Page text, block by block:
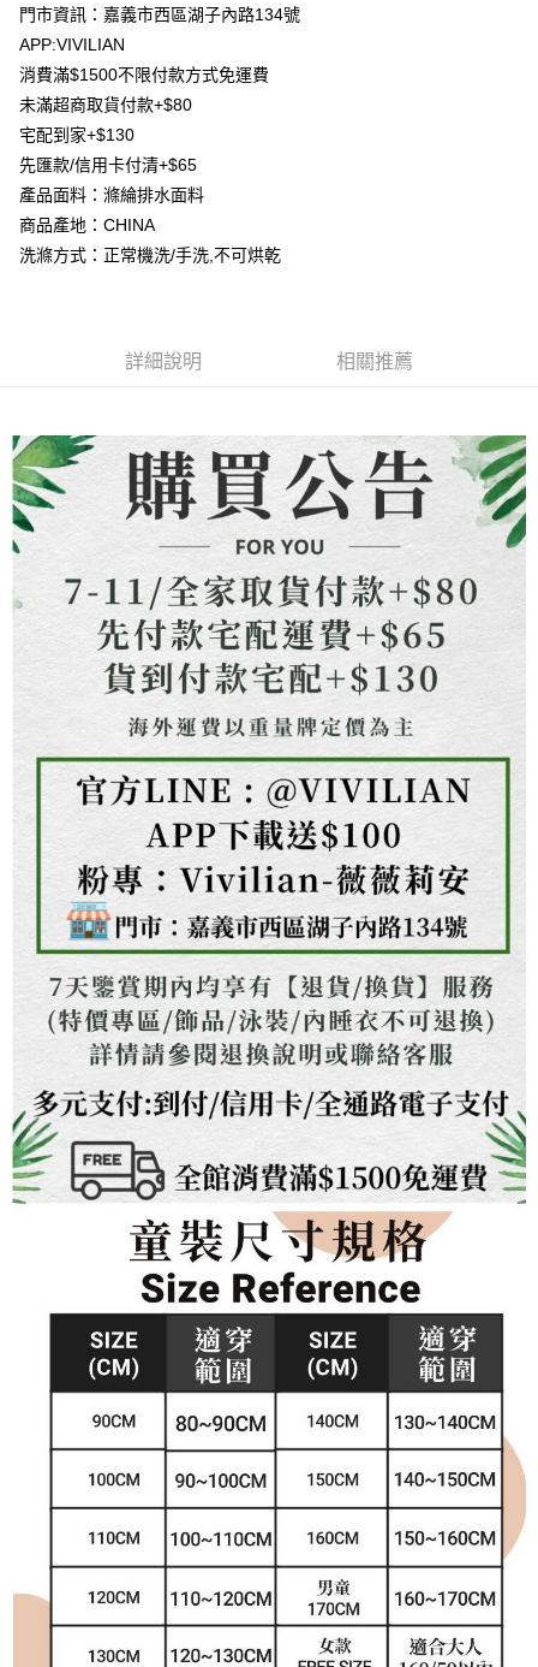
大哥付你分期
相關說明
【大哥付你分期使用說明】
2.付款方式選擇「大哥付你分期」，訂單成立後會自動跳轉到大哥付的交易
流程，驗證手機門號後，選擇欲分期的期數、繳款截止日，確認付款後即完
成交易。
3.實際核准額度、可分期數及費用金額請依後續交易確認頁面所載為準。
4.訂單成立30分鐘內，如未前往確認交易或遇審核未通過，訂單將自動取
消。如遇「轉專審核」未通過狀況，表示未達大哥付你分期系統評分，恕無
【繳款方式說明】
帳／街口支付／iPASS MONEY」等通路繳費。
用戶於交易時，得透過本服務購買商品或服務，並由商店將買賣／分期付款
買賣價金債權讓與本公司後，依約使用本公司帳單繳交帳款。
2.基於同意付款使用「大哥付你分期」之契約關係目的，商店將以您的個人
資料（包含姓名、電話或地址）提供予台灣大哥大進項蒐集、處理及利用，
由本公司與您本人進行分期帳單所需資料之確認、核對及更正。
3.完整用戶服務條款，請詳閱以下連結：https://oppay.tw/userRule
AFTEE先享後付
相關說明
【關於「AFTEE先享後付」】
AFTEE先享後付是「在收到商品之後才付款」的支付方式。 讓您購物簡單
便利好安心！
１．簡單：不需註冊會員、不需綁卡、不需儲值。
２．便利：只要手機號碼，簡訊認證，即可結帳。
３．安心：先確認商品／服務後，再付款。
２．訂單成立數日內，您將收到繳費通知簡訊。
購買商品的店家。未經商家同意取消之訂單仍視為有效，需透過AFTEE先享
後付繳納相關費用。
※ 交易是否成功請以「AFTEE先享後付 」之結帳頁面顯示為準，若有關於
是否繳費成功／繳費後需取消欲退款等相關疑問，請聯繫「AFTEE先享後付
客戶支援中心」
【注意事項】
１．透過由恩沛科技股份有限公司提供之「AFTEE先享後付」服務完成之交
易，需依本服務之必要範圍內提供個人資料，並將交易相關給付款項請求債
權轉讓予恩沛科技股份有限公司。
２．關於個人資料處理事宜，請瀏覽以下網址：
https://aftee.tw/terms/#terms3
３．未成年的使用者請事先徵得法定代理人或監護人之同意方可使用
「AFTEE先享後付」，若未經同意申辦者引起之損失，本公司不負相關責
時審查核予不同之上限額度；若仍有額度不足之情形，本公司將視審查結果
請求用戶進行身份認證。
５．嚴禁一人註冊多個帳號或使用他人資訊註冊。若發現惡意使用之情形，
恩沛科技股份有限公司將有權停止該用戶之使用額度並採取法律行動。
ATM付款
貨到付款
運送方式
先付款宅配到府
每筆NT$65，滿NT$1,500(含以上)免運費
貨到付款
海外配送 查看運費
門市資訊：嘉義市西區湖子內路134號
APP:VIVILIAN
消費滿$1500不限付款方式免運費
未滿超商取貨付款+$80
宅配到家+$130
先匯款/信用卡付清+$65
產品面料：滌綸排水面料
商品產地：CHINA
洗滌方式：正常機洗/手洗,不可烘乾
詳細說明 相關推薦